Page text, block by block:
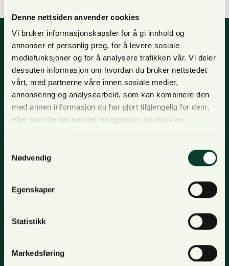
Denne nettsiden anvender cookies
Vi bruker informasjonskapsler for å gi innhold og
annonser et personlig preg, for å levere sosiale
mediefunksjoner og for å analysere trafikken vår. Vi deler
dessuten informasjon om hvordan du bruker nettstedet
vårt, med partnerne våre innen sosiale medier,
annonsering og analysearbeid, som kan kombinere den
med annen informasjon du har gjort tilgjengelig for dem,
eller som de har samlet inn gjennom din bruk av
Nødvendig
Egenskaper
Statistikk
Markedsføring
Nyhetsbrev
For oppdateringer, nyheter og skogfaglige artikler,
meld deg på nyhetsbrevet og få nyhetsbrev på epost.
Meld deg på
Om oss
Kontakt oss
Organisasjon og visjon